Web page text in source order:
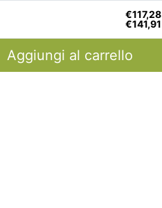
€117,28
€141,91
Aggiungi al carrello